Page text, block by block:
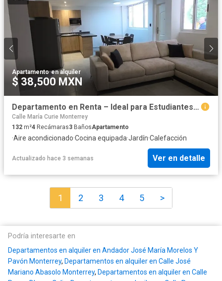
Apartamento·en alquiler
$ 38,500 MXN
Departamento en Renta – Ideal para Estudiantes Col. Tecnológico
Calle María Curie Monterrey
132 m²4 Recámaras3 BañosApartamento
·Aire acondicionado·Cocina equipada·Jardín·Calefacción
Actualizado hace 3 semanas Ver en detalle
1 2 3 4 5 >
Podría interesarte en
Departamentos en alquiler en Andador José María Morelos Y
Pavón Monterrey, Departamentos en alquiler en Calle José
Mariano Abasolo Monterrey, Departamentos en alquiler en Calle